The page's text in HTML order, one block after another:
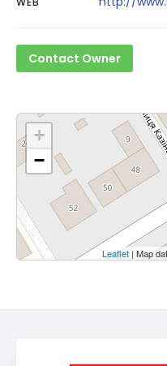
Contact Owner
+
−
Leaflet | Map